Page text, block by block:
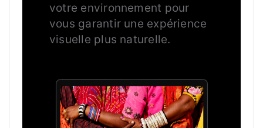
votre environnement pour
vous garantir une expérience
visuelle plus naturelle.